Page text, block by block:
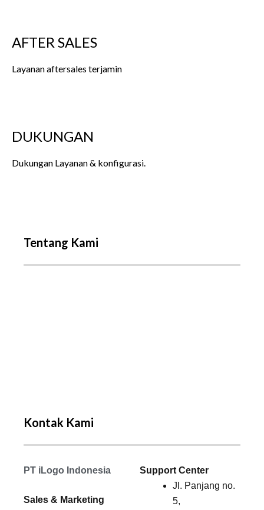
AFTER SALES
Layanan aftersales terjamin
DUKUNGAN
Dukungan Layanan & konfigurasi.
Tentang Kami
Kontak Kami
PT iLogo Indonesia
Sales & Marketing
Support Center
Jl. Panjang no.
5,